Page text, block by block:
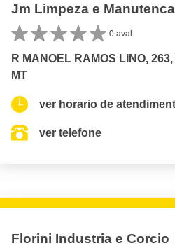
Jm Limpeza e
0 aval.
R MANOEL RAMOS LINO,
MT
ver horario de
ver telefone
Florini Industria e Corcio